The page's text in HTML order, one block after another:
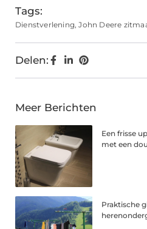
Tags:
Dienstverlening,John Deere
Delen:
Meer Berichten
Een frisse
met een
Praktische